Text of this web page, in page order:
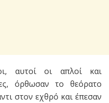
αυτοί οι απλοί και
όρθωσαν το θεόρατο
στον εχθρό και έπεσαν